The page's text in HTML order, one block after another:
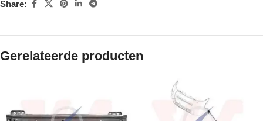
Share:
Gerelateerde producten